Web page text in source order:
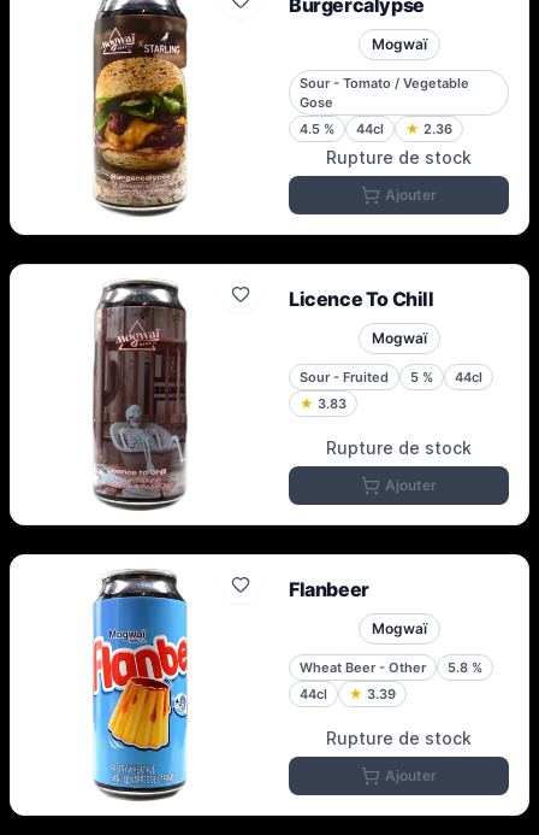
Burgercalypse
Mogwaï
Sour - Tomato / Vegetable
Gose
4.5 % 44cl ★ 2.36
Rupture de stock
Ajouter
Licence To Chill
Mogwaï
Sour - Fruited 5 %
44cl
★ 3.83
Rupture de stock
Ajouter
Flanbeer
Mogwaï
Wheat Beer - Other 5.8 %
44cl
★ 3.39
Rupture de stock
Ajouter